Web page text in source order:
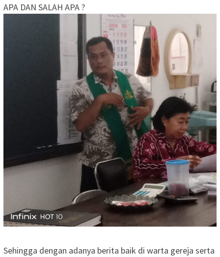
APA DAN SALAH APA ?
Sehingga dengan adanya berita baik di warta gereja serta